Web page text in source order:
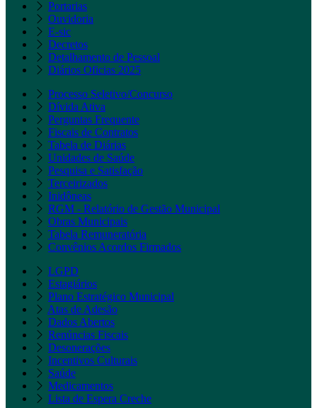
Portarias
Ouvidoria
E-sic
Decretos
Detalhamento de Pessoal
Diários Oficias 2025
Processo Seletivo/Concurso
Dívida Ativa
Perguntas Frequente
Fiscais de Contratos
Tabela de Diárias
Unidades de Saúde
Pesquisa e Satisfação
Terceirizados
Inidôneas
RGM - Relatório de Gestão Municipal
Obras Municipais
Tabela Remuneratória
Convênios Acordos Firmados
LGPD
Estagiários
Plano Estratégico Municipal
Atas de Adesão
Dados Abertos
Renúncias Fiscais
Desonerações
Incentivos Culturais
Saúde
Medicamentos
Lista de Espera Creche